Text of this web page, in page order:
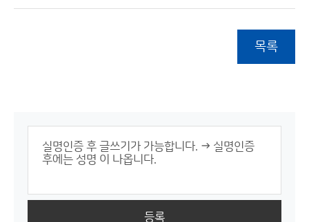
목록
등록